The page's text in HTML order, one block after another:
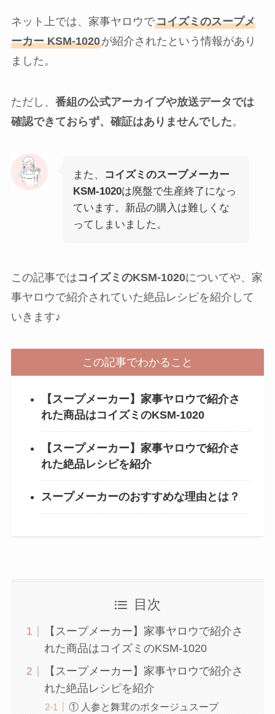
ネット上では、家事ヤロウでコイズミのスープメ
ーカー KSM-1020が紹介されたという情報があり
ました。
ただし、 番組の公式アーカイブや放送データでは
確認できておらず、確証はありませんでした。
また、
コイズミのスープメーカー
KSM-1020は廃盤で生産終了になっ
ています。新品の購入は難しくな
ってしまいました。
この記事ではコイズミのKSM-1020についてや、家
事ヤロウで紹介されていた絶品レシピを紹介して
いきます♪
この記事でわかること
【スープメーカー】家事ヤロウで紹介さ
れた商品はコイズミのKSM-1020
【スープメーカー】家事ヤロウで紹介さ
れた絶品レシピを紹介
スープメーカーのおすすめな理由とは？
目次
【スープメーカー】家事ヤロウで紹介さ
れた商品はコイズミのKSM-1020
【スープメーカー】家事ヤロウで紹介さ
れた絶品レシピを紹介
① 人参と舞茸のポタージュスープ